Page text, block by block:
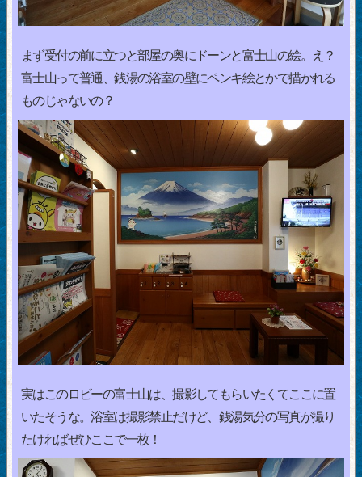
まず受付の前に立つと部屋の奥にドーンと富士山の絵。え？
富士山って普通、銭湯の浴室の壁にペンキ絵とかで描かれる
ものじゃないの？
実はこのロビーの富士山は、撮影してもらいたくてここに置
いたそうな。浴室は撮影禁止だけど、銭湯気分の写真が撮り
たければぜひここで一枚！